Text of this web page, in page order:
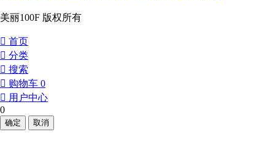
美丽100F 版权所有
󰀁 首页
󰀂 分类
󰀃 搜索
󰀄 购物车 0
󰀅 用户中心
0
确定 取消